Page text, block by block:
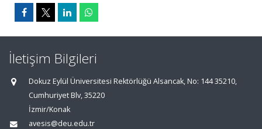
İletişim Bilgileri
Dokuz Eylül Üniversitesi Rektörlüğü Alsancak, No: 144 35210,
Cumhuriyet Blv, 35220
İzmir/Konak
avesis@deu.edu.tr